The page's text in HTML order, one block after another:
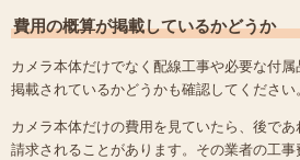
費用の概算が掲載しているかどうか
カメラ本体だけでなく配線工事や必要な付
掲載されているかどうかも確認してください
カメラ本体だけの費用を見ていたら、後で
請求されることがあります。その業者の工